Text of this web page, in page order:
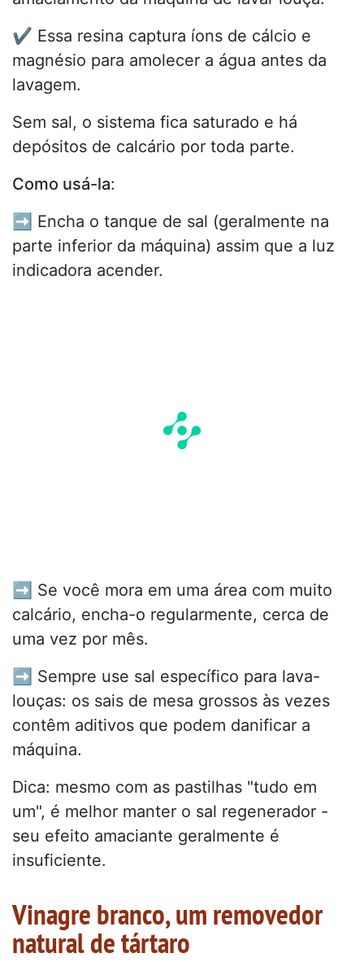
✔️ Essa resina captura íons de cálcio e
magnésio para amolecer a água antes da
lavagem.
Sem sal, o sistema fica saturado e há
depósitos de calcário por toda parte.
Como usá-la:
➡️ Encha o tanque de sal (geralmente na
parte inferior da máquina) assim que a luz
indicadora acender.
➡️ Se você mora em uma área com muito
calcário, encha-o regularmente, cerca de
uma vez por mês.
➡️ Sempre use sal específico para lava-
louças: os sais de mesa grossos às vezes
contêm aditivos que podem danificar a
máquina.
Dica: mesmo com as pastilhas "tudo em
um", é melhor manter o sal regenerador -
seu efeito amaciante geralmente é
insuficiente.
Vinagre branco, um removedor
natural de tártaro